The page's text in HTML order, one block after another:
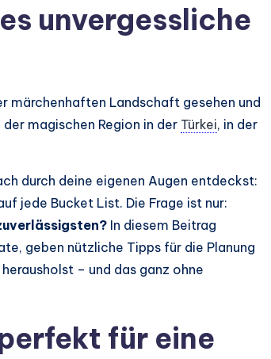
unvergessliche
märchenhaften Landschaft gesehen und
magischen Region in der Türkei, in der
durch deine eigenen Augen entdeckst:
jede Bucket List. Die Frage ist nur:
In diesem Beitrag
geben nützliche Tipps für die Planung
– und das ganz ohne
für eine